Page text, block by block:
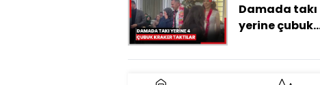
Damada takı
yerine çubuk